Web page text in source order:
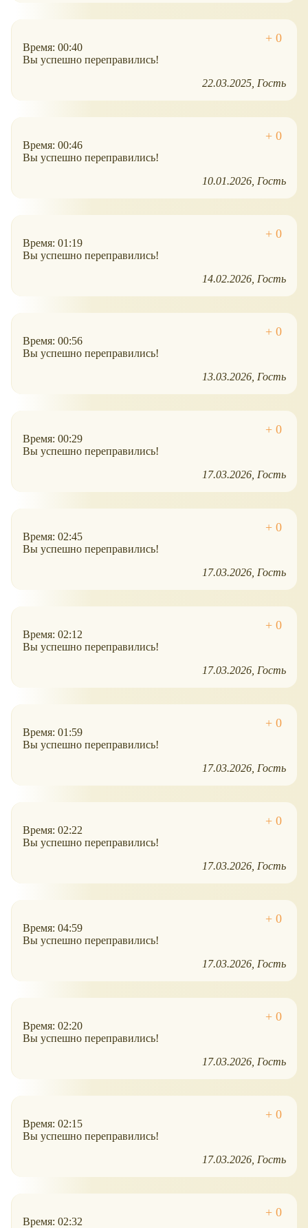
Время: 00:40
Вы успешно переправились!
22.03.2025 Гость
Время: 00:46
Вы успешно переправились!
10.01.2026 Гость
Время: 01:19
Вы успешно переправились!
14.02.2026 Гость
Время: 00:56
Вы успешно переправились!
13.03.2026 Гость
Время: 00:29
Вы успешно переправились!
17.03.2026 Гость
Время: 02:45
Вы успешно переправились!
17.03.2026 Гость
Время: 02:12
Вы успешно переправились!
17.03.2026 Гость
Время: 01:59
Вы успешно переправились!
17.03.2026 Гость
Время: 02:22
Вы успешно переправились!
17.03.2026 Гость
Время: 04:59
Вы успешно переправились!
17.03.2026 Гость
Время: 02:20
Вы успешно переправились!
17.03.2026 Гость
Время: 02:15
Вы успешно переправились!
17.03.2026 Гость
Время: 02:32